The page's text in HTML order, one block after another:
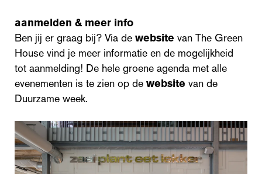
aanmelden & meer info
Ben jij er graag bij? Via de website van The Green
House vind je meer informatie en de mogelijkheid
tot aanmelding! De hele groene agenda met alle
evenementen is te zien op de website van de
Duurzame week.